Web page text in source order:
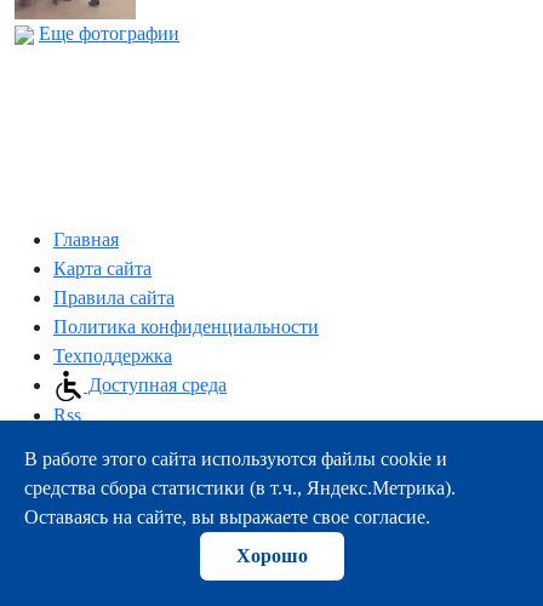
Еще фотографии
Главная
Карта сайта
Правила сайта
Политика конфиденциальности
Техподдержка
Доступная среда
Rss
163000, г.Архангельск, пр-т Троицкий, 51
тел.:+7 (8182) 21-11-63
e-mail:info@nsmu.ru
© ФГБОУ ВО СГМУ (г. Архангельск) Минздрава России
В работе этого сайта используются файлы cookie и
средства сбора статистики (в т.ч., Яндекс.Метрика).
Оставаясь на сайте, вы выражаете свое согласие.
Хорошо